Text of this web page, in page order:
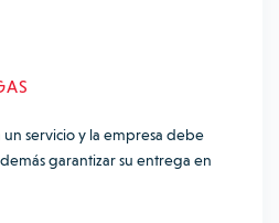
un servicio y la empresa debe
garantizar su entrega en